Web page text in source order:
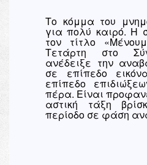
Το κόμμα του
για πολύ καιρό. Η
τον τίτλο
Τετάρτη στο
ανέδειξε την
σε επίπεδο
επίπεδο
πέρα. Είναι
αστική τάξη
περίοδο σε φάση